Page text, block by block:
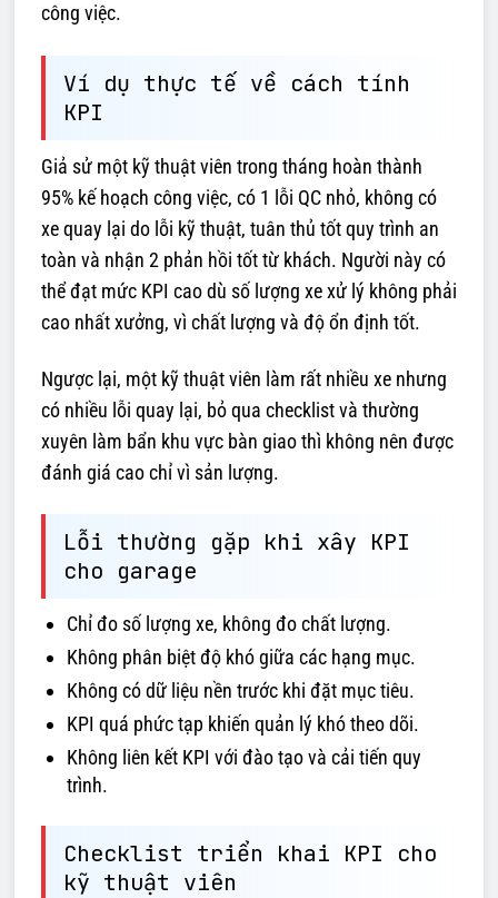
công việc.
Ví dụ thực tế về cách tính
KPI
Giả sử một kỹ thuật viên trong tháng hoàn thành
95% kế hoạch công việc, có 1 lỗi QC nhỏ, không có
xe quay lại do lỗi kỹ thuật, tuân thủ tốt quy trình an
toàn và nhận 2 phản hồi tốt từ khách. Người này có
thể đạt mức KPI cao dù số lượng xe xử lý không phải
cao nhất xưởng, vì chất lượng và độ ổn định tốt.
Ngược lại, một kỹ thuật viên làm rất nhiều xe nhưng
có nhiều lỗi quay lại, bỏ qua checklist và thường
xuyên làm bẩn khu vực bàn giao thì không nên được
đánh giá cao chỉ vì sản lượng.
Lỗi thường gặp khi xây KPI
cho garage
Chỉ đo số lượng xe, không đo chất lượng.
Không phân biệt độ khó giữa các hạng mục.
Không có dữ liệu nền trước khi đặt mục tiêu.
KPI quá phức tạp khiến quản lý khó theo dõi.
Không liên kết KPI với đào tạo và cải tiến quy
trình.
Checklist triển khai KPI cho
kỹ thuật viên